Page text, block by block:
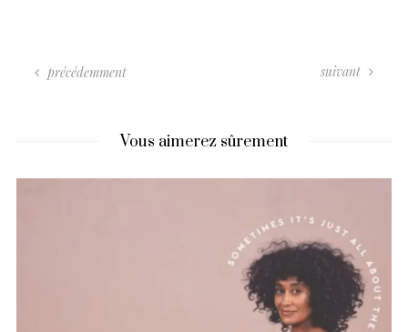
précédemment suivant
Vous aimerez sûrement